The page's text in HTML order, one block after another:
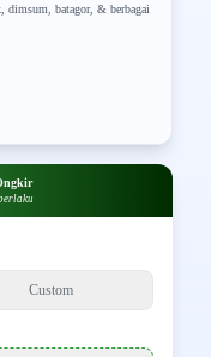
dimsum, batagor, & berbagai
Custom